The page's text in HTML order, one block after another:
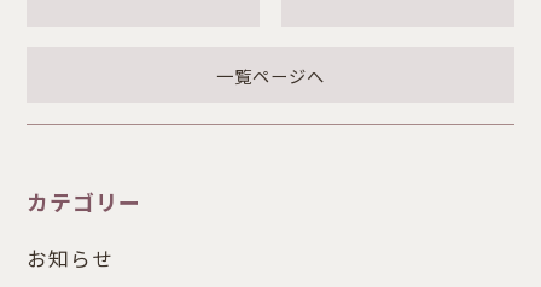
一覧ページへ
カテゴリー
お知らせ